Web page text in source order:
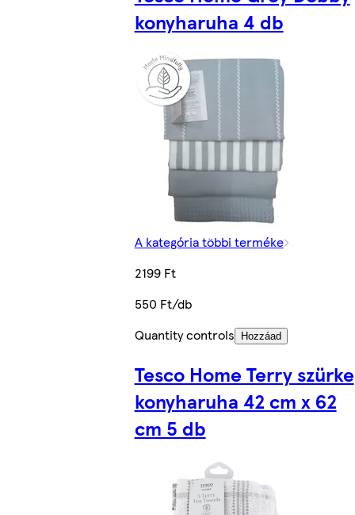
konyharuha 4 db
A kategória többi terméke
2199 Ft
550 Ft/db
Quantity controls
Hozzáad
Tesco Home Terry szürke
konyharuha 42 cm x 62
cm 5 db